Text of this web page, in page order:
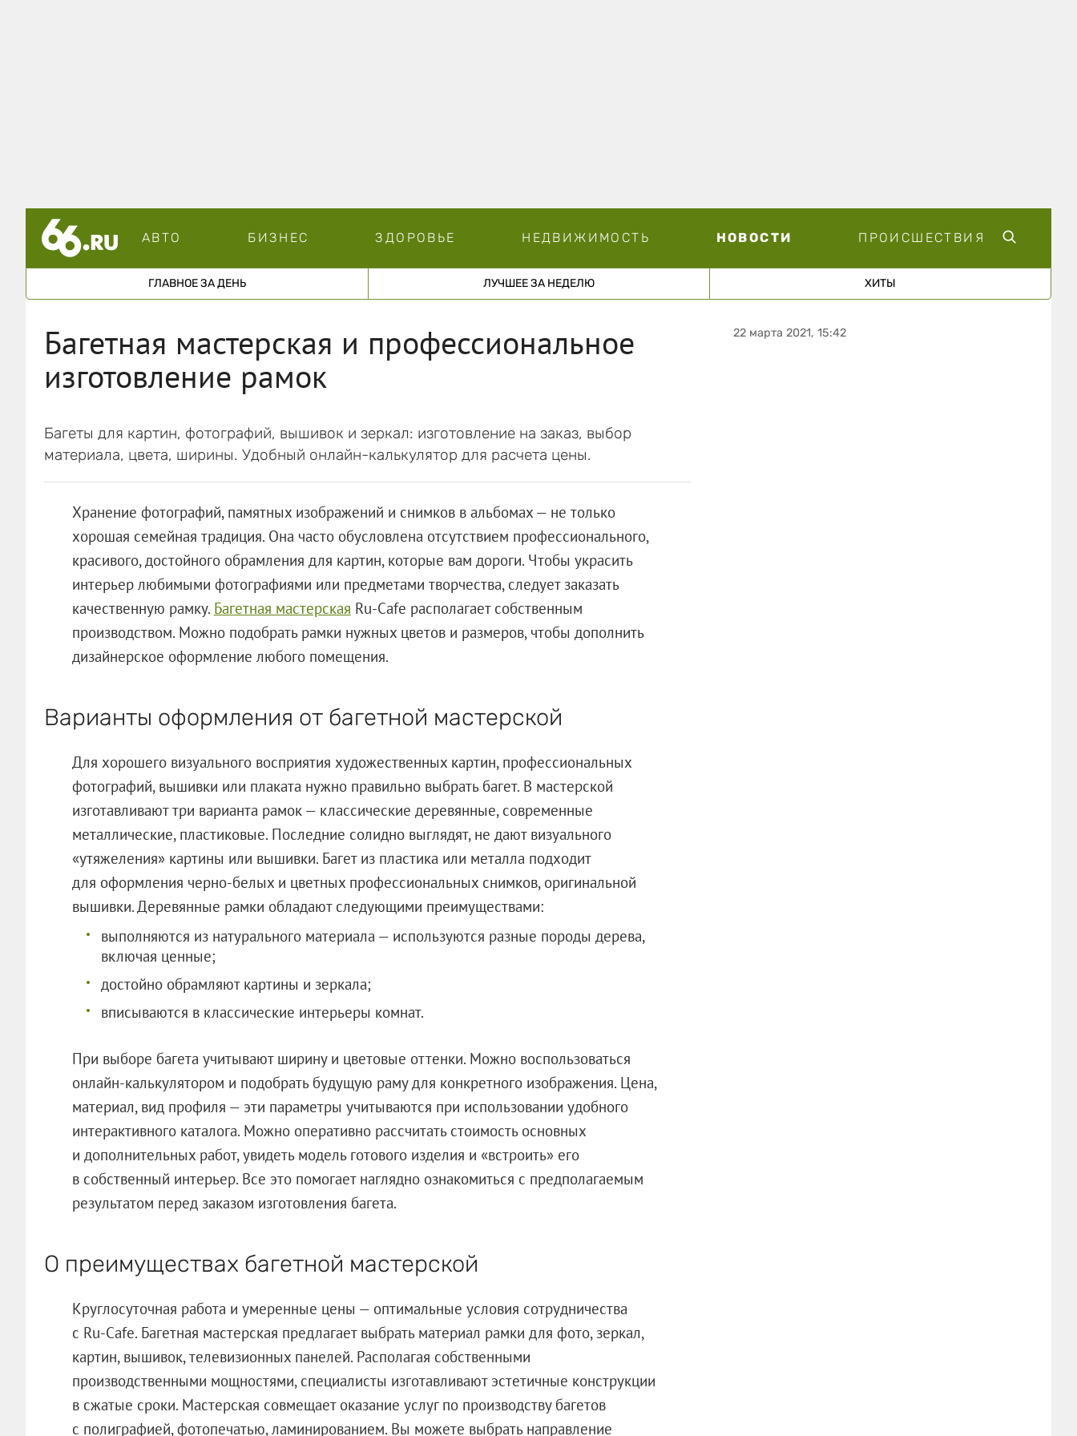
АВТО БИЗНЕС ЗДОРОВЬЕ НЕДВИЖИМОСТЬ НОВОСТИ ПРОИСШЕСТВИЯ
ГЛАВНОЕ ЗА ДЕНЬ ЛУЧШЕЕ ЗА НЕДЕЛЮ ХИТЫ
Багетная мастерская и профессиональное
изготовление рамок
Багеты для картин, фотографий, вышивок и зеркал: изготовление на заказ, выбор
материала, цвета, ширины. Удобный онлайн-калькулятор для расчета цены.
Хранение фотографий, памятных изображений и снимков в альбомах — не только
хорошая семейная традиция. Она часто обусловлена отсутствием профессионального,
красивого, достойного обрамления для картин, которые вам дороги. Чтобы украсить
интерьер любимыми фотографиями или предметами творчества, следует заказать
качественную рамку. Багетная мастерская Ru-Cafe располагает собственным
производством. Можно подобрать рамки нужных цветов и размеров, чтобы дополнить
дизайнерское оформление любого помещения.
Варианты оформления от багетной мастерской
Для хорошего визуального восприятия художественных картин, профессиональных
фотографий, вышивки или плаката нужно правильно выбрать багет. В мастерской
изготавливают три варианта рамок — классические деревянные, современные
металлические, пластиковые. Последние солидно выглядят, не дают визуального
«утяжеления» картины или вышивки. Багет из пластика или металла подходит
для оформления черно-белых и цветных профессиональных снимков, оригинальной
вышивки. Деревянные рамки обладают следующими преимуществами:
выполняются из натурального материала — используются разные породы дерева,
включая ценные;
достойно обрамляют картины и зеркала;
вписываются в классические интерьеры комнат.
При выборе багета учитывают ширину и цветовые оттенки. Можно воспользоваться
онлайн-калькулятором и подобрать будущую раму для конкретного изображения. Цена,
материал, вид профиля — эти параметры учитываются при использовании удобного
интерактивного каталога. Можно оперативно рассчитать стоимость основных
и дополнительных работ, увидеть модель готового изделия и «встроить» его
в собственный интерьер. Все это помогает наглядно ознакомиться с предполагаемым
результатом перед заказом изготовления багета.
О преимуществах багетной мастерской
Круглосуточная работа и умеренные цены — оптимальные условия сотрудничества
с Ru-Cafe. Багетная мастерская предлагает выбрать материал рамки для фото, зеркал,
картин, вышивок, телевизионных панелей. Располагая собственными
производственными мощностями, специалисты изготавливают эстетичные конструкции
в сжатые сроки. Мастерская совмещает оказание услуг по производству багетов
с полиграфией, фотопечатью, ламинированием. Вы можете выбрать направление
22 марта 2021, 15:42